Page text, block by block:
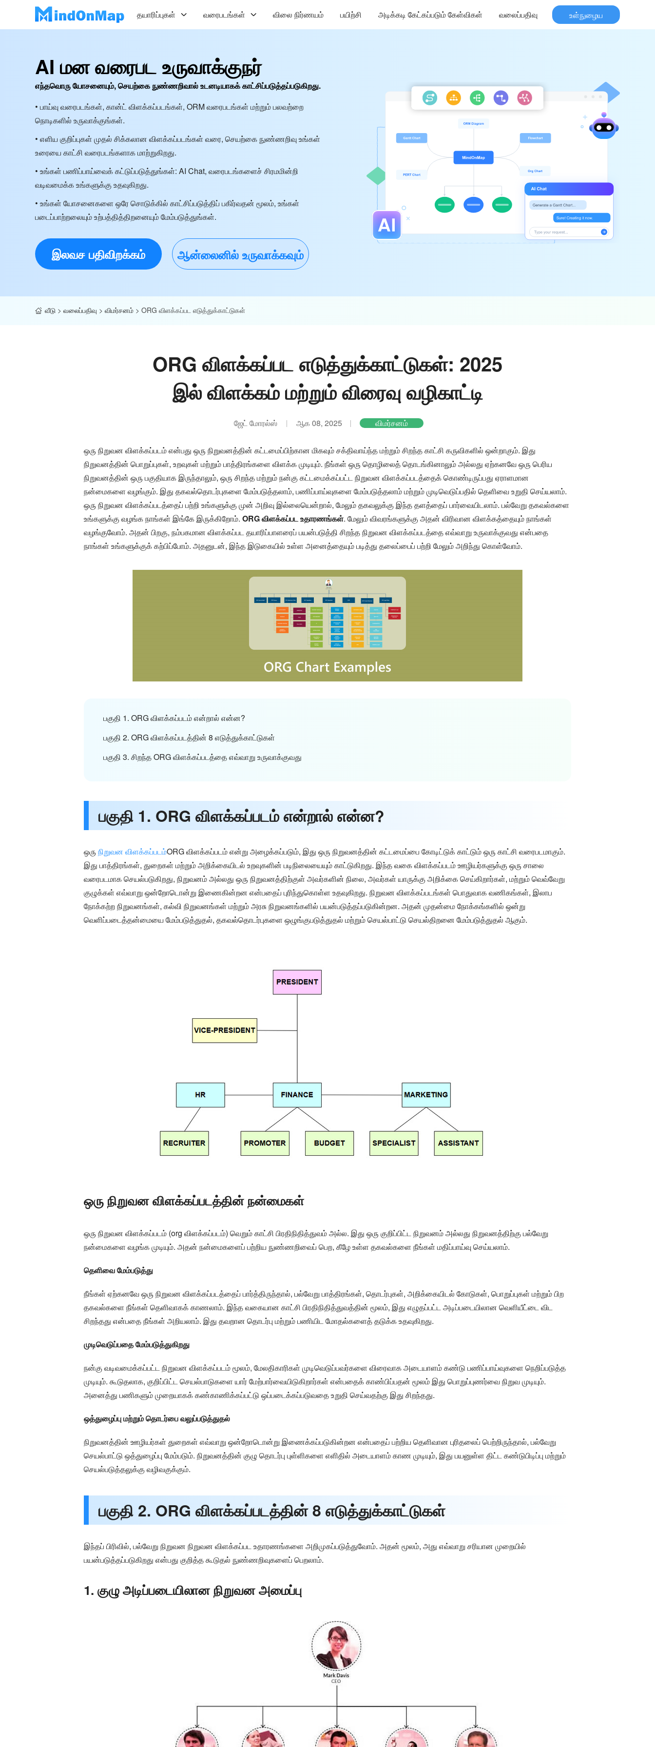
தயாரிப்புகள் வரைபடங்கள் விலை நிர்ணயம் பயிற்சி அடிக்கடி கேட்கப்படும் கேள்விகள் வலைப்பதிவு உள்நுழைய
AI மன வரைபட உருவாக்குநர்
எந்தவொரு யோசனையும், செயற்கை நுண்ணறிவால் உடனடியாகக் காட்சிப்படுத்தப்படுகிறது.
• பாய்வு வரைபடங்கள், கான்ட் விளக்கப்படங்கள், ORM வரைபடங்கள் மற்றும் பலவற்றை
நொடிகளில் உருவாக்குங்கள்.
• எளிய குறிப்புகள் முதல் சிக்கலான விளக்கப்படங்கள் வரை, செயற்கை நுண்ணறிவு உங்கள்
உரையை காட்சி வரைபடங்களாக மாற்றுகிறது.
• உங்கள் பணிப்பாய்வைக் கட்டுப்படுத்துங்கள்: AI Chat, வரைபடங்களைச் சிரமமின்றி
வடிவமைக்க உங்களுக்கு உதவுகிறது.
• உங்கள் யோசனைகளை ஒரே சொடுக்கில் காட்சிப்படுத்திப் பகிர்வதன் மூலம், உங்கள்
படைப்பாற்றலையும் உற்பத்தித்திறனையும் மேம்படுத்துங்கள்.
இலவச பதிவிறக்கம் ஆன்லைனில் உருவாக்கவும்
வீடு > வலைப்பதிவு > விமர்சனம் > ORG விளக்கப்பட எடுத்துக்காட்டுகள்
ORG விளக்கப்பட எடுத்துக்காட்டுகள்: 2025
இல் விளக்கம் மற்றும் விரைவு வழிகாட்டி
ஜேட் மோரல்ஸ் ஆக 08, 2025 விமர்சனம்
ஒரு நிறுவன விளக்கப்படம் என்பது ஒரு நிறுவனத்தின் கட்டமைப்பிற்கான மிகவும் சக்திவாய்ந்த மற்றும் சிறந்த காட்சி கருவிகளில் ஒன்றாகும். இது
நிறுவனத்தின் பொறுப்புகள், உறவுகள் மற்றும் பாத்திரங்களை விளக்க முடியும். நீங்கள் ஒரு தொழிலைத் தொடங்கினாலும் அல்லது ஏற்கனவே ஒரு பெரிய
நிறுவனத்தின் ஒரு பகுதியாக இருந்தாலும், ஒரு சிறந்த மற்றும் நன்கு கட்டமைக்கப்பட்ட நிறுவன விளக்கப்படத்தைக் கொண்டிருப்பது ஏராளமான
நன்மைகளை வழங்கும். இது தகவல்தொடர்புகளை மேம்படுத்தலாம், பணிப்பாய்வுகளை மேம்படுத்தலாம் மற்றும் முடிவெடுப்பதில் தெளிவை உறுதி செய்யலாம்.
ஒரு நிறுவன விளக்கப்படத்தைப் பற்றி உங்களுக்கு முன் அறிவு இல்லையென்றால், மேலும் தகவலுக்கு இந்த தளத்தைப் பார்வையிடலாம். பல்வேறு தகவல்களை
உங்களுக்கு வழங்க நாங்கள் இங்கே இருக்கிறோம். ORG விளக்கப்பட உதாரணங்கள். மேலும் விவரங்களுக்கு அதன் விரிவான விளக்கத்தையும் நாங்கள்
வழங்குவோம். அதன் பிறகு, நம்பகமான விளக்கப்பட தயாரிப்பாளரைப் பயன்படுத்தி சிறந்த நிறுவன விளக்கப்படத்தை எவ்வாறு உருவாக்குவது என்பதை
நாங்கள் உங்களுக்குக் கற்பிப்போம். அதனுடன், இந்த இடுகையில் உள்ள அனைத்தையும் படித்து தலைப்பைப் பற்றி மேலும் அறிந்து கொள்வோம்.
பகுதி 1. ORG விளக்கப்படம் என்றால் என்ன?
பகுதி 2. ORG விளக்கப்படத்தின் 8 எடுத்துக்காட்டுகள்
பகுதி 3. சிறந்த ORG விளக்கப்படத்தை எவ்வாறு உருவாக்குவது
பகுதி 1. ORG விளக்கப்படம் என்றால் என்ன?
ஒரு நிறுவன விளக்கப்படம்ORG விளக்கப்படம் என்று அழைக்கப்படும், இது ஒரு நிறுவனத்தின் கட்டமைப்பை கோடிட்டுக் காட்டும் ஒரு காட்சி வரைபடமாகும்.
இது பாத்திரங்கள், துறைகள் மற்றும் அறிக்கையிடல் உறவுகளின் படிநிலையையும் காட்டுகிறது. இந்த வகை விளக்கப்படம் ஊழியர்களுக்கு ஒரு சாலை
வரைபடமாக செயல்படுகிறது, நிறுவனம் அல்லது ஒரு நிறுவனத்திற்குள் அவர்களின் நிலை, அவர்கள் யாருக்கு அறிக்கை செய்கிறார்கள், மற்றும் வெவ்வேறு
குழுக்கள் எவ்வாறு ஒன்றோடொன்று இணைகின்றன என்பதைப் புரிந்துகொள்ள உதவுகிறது. நிறுவன விளக்கப்படங்கள் பொதுவாக வணிகங்கள், இலாப
நோக்கற்ற நிறுவனங்கள், கல்வி நிறுவனங்கள் மற்றும் அரசு நிறுவனங்களில் பயன்படுத்தப்படுகின்றன. அதன் முதன்மை நோக்கங்களில் ஒன்று
வெளிப்படைத்தன்மையை மேம்படுத்துதல், தகவல்தொடர்புகளை ஒழுங்குபடுத்துதல் மற்றும் செயல்பாட்டு செயல்திறனை மேம்படுத்துதல் ஆகும்.
ஒரு நிறுவன விளக்கப்படத்தின் நன்மைகள்
ஒரு நிறுவன விளக்கப்படம் (org விளக்கப்படம்) வெறும் காட்சி பிரதிநிதித்துவம் அல்ல. இது ஒரு குறிப்பிட்ட நிறுவனம் அல்லது நிறுவனத்திற்கு பல்வேறு
நன்மைகளை வழங்க முடியும். அதன் நன்மைகளைப் பற்றிய நுண்ணறிவைப் பெற, கீழே உள்ள தகவல்களை நீங்கள் மதிப்பாய்வு செய்யலாம்.
தெளிவை மேம்படுத்து
நீங்கள் ஏற்கனவே ஒரு நிறுவன விளக்கப்படத்தைப் பார்த்திருந்தால், பல்வேறு பாத்திரங்கள், தொடர்புகள், அறிக்கையிடல் கோடுகள், பொறுப்புகள் மற்றும் பிற
தகவல்களை நீங்கள் தெளிவாகக் காணலாம். இந்த வகையான காட்சி பிரதிநிதித்துவத்தின் மூலம், இது எழுதப்பட்ட அடிப்படையிலான வெளியீட்டை விட
சிறந்தது என்பதை நீங்கள் அறியலாம். இது தவறான தொடர்பு மற்றும் பணியிட மோதல்களைத் தடுக்க உதவுகிறது.
முடிவெடுப்பதை மேம்படுத்துகிறது
நன்கு வடிவமைக்கப்பட்ட நிறுவன விளக்கப்படம் மூலம், மேலதிகாரிகள் முடிவெடுப்பவர்களை விரைவாக அடையாளம் கண்டு பணிப்பாய்வுகளை நெறிப்படுத்த
முடியும். கூடுதலாக, குறிப்பிட்ட செயல்பாடுகளை யார் மேற்பார்வையிடுகிறார்கள் என்பதைக் காண்பிப்பதன் மூலம் இது பொறுப்புணர்வை நிறுவ முடியும்.
அனைத்து பணிகளும் முறையாகக் கண்காணிக்கப்பட்டு ஒப்படைக்கப்படுவதை உறுதி செய்வதற்கு இது சிறந்தது.
ஒத்துழைப்பு மற்றும் தொடர்பை வலுப்படுத்துதல்
நிறுவனத்தின் ஊழியர்கள் துறைகள் எவ்வாறு ஒன்றோடொன்று இணைக்கப்படுகின்றன என்பதைப் பற்றிய தெளிவான புரிதலைப் பெற்றிருந்தால், பல்வேறு
செயல்பாட்டு ஒத்துழைப்பு மேம்படும். நிறுவனத்தின் குழு தொடர்பு புள்ளிகளை எளிதில் அடையாளம் காண முடியும், இது பயனுள்ள திட்ட கண்டுபிடிப்பு மற்றும்
செயல்படுத்தலுக்கு வழிவகுக்கும்.
பகுதி 2. ORG விளக்கப்படத்தின் 8 எடுத்துக்காட்டுகள்
இந்தப் பிரிவில், பல்வேறு நிறுவன நிறுவன விளக்கப்பட உதாரணங்களை அறிமுகப்படுத்துவோம். அதன் மூலம், அது எவ்வாறு சரியான முறையில்
பயன்படுத்தப்படுகிறது என்பது குறித்த கூடுதல் நுண்ணறிவுகளைப் பெறலாம்.
1. குழு அடிப்படையிலான நிறுவன அமைப்பு